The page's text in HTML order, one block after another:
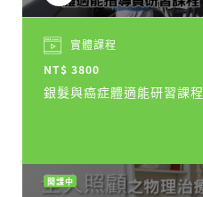
實體課程
NT$ 3800
銀髮與癌症體適能研習課程
開課中